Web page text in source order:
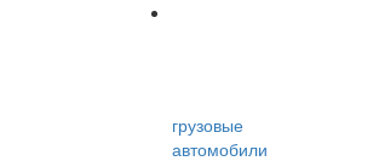
грузовые
автомобили